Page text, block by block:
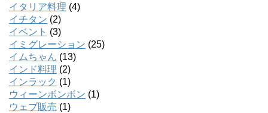
イタリア料理 (4)
イチタン (2)
イベント (3)
イミグレーション (25)
イムちゃん (13)
インド料理 (2)
インラック (1)
ウィーンボンボン (1)
ウェブ販売 (1)